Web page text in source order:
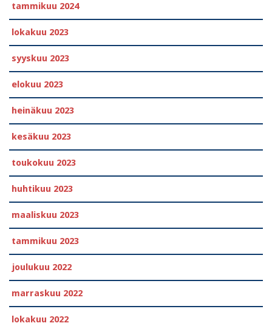
tammikuu 2024
lokakuu 2023
syyskuu 2023
elokuu 2023
heinäkuu 2023
kesäkuu 2023
toukokuu 2023
huhtikuu 2023
maaliskuu 2023
tammikuu 2023
joulukuu 2022
marraskuu 2022
lokakuu 2022